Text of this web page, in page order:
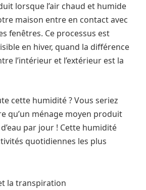
lorsque l’air chaud et humide
maison entre en contact avec
fenêtres. Ce processus est
en hiver, quand la différence
l’intérieur et l’extérieur est la
cette humidité ? Vous seriez
qu’un ménage moyen produit
par jour ! Cette humidité
quotidiennes les plus
la transpiration